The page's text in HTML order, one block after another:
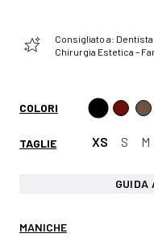
Consigliato a: Dentista
Chirurgia Estetica –
COLORI
TAGLIE XS S M
GUIDA
MANICHE